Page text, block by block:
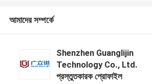
আমাদের সম্পর্কে
Shenzhen Guanglijin
Technology Co., Ltd.
প্রস্তুতকারক প্রোফাইল